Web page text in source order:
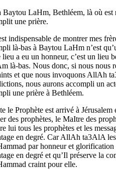
Baytou LaHm, Bethléem, là où
une prière.
indispensable de montrer mes
là-bas à Baytou LaHm n’est
lieu a eu un honneur, c’est un lieu
là-bas. Nous donc, si nous nous
et que nous invoquons AllAh
nous aurons accompli un
une prière à Bethléem.
le Prophète est arrivé à
des prophètes, le MaItre des
lui tous les prophètes et les
en degré. Car AllAh ta3AlA
par honneur et
en degré et qu’Il préserve la
craint pour elle.